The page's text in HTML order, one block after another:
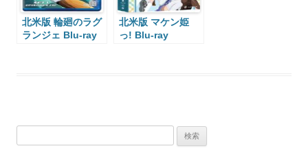
北米版 輪廻のラグ
ランジェ Blu-ray
北米版 マケン姫
っ! Blu-ray